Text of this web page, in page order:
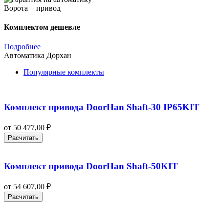
Ворота + привод
Комплектом дешевле
Подробнее
Автоматика Дорхан
Популярные комплекты
Комплект привода DoorHan Shaft‑30 IP65KIT
от 50 477,00 ₽
Расчитать
Комплект привода DoorHan Shaft-50KIT
от 54 607,00 ₽
Расчитать